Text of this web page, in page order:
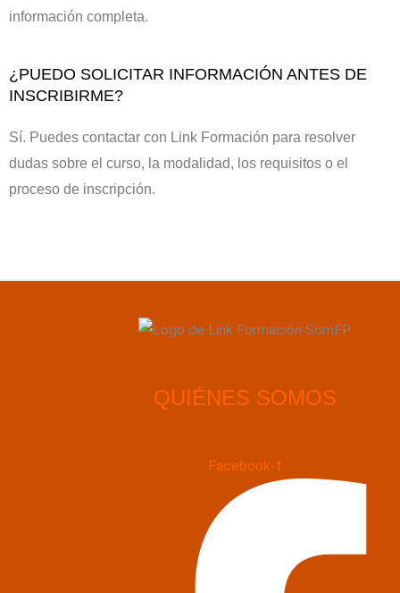
información completa.
¿PUEDO SOLICITAR INFORMACIÓN ANTES DE
INSCRIBIRME?
Sí. Puedes contactar con Link Formación para resolver
dudas sobre el curso, la modalidad, los requisitos o el
proceso de inscripción.
QUIÉNES SOMOS
Facebook-f